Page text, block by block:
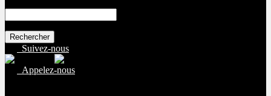
for:
Suivez-nous
Appelez-nous